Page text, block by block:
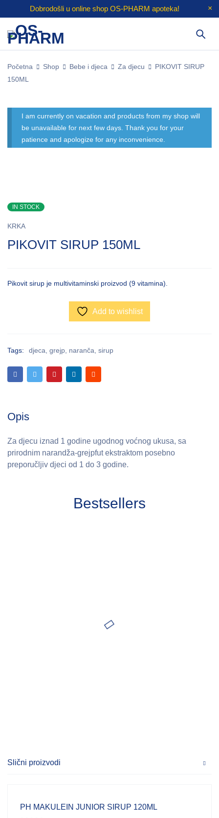
Dobrodošli u online shop OS-PHARM apoteka!
Početna Shop Bebe i djeca Za djecu
PIKOVIT SIRUP
150ML
I am currently on vacation and products from my shop will
be unavailable for next few days. Thank you for your
patience and apologize for any inconvenience.
IN STOCK
KRKA
PIKOVIT SIRUP 150ML
Pikovit sirup je multivitaminski proizvod (9 vitamina).
Add to wishlist
Tags: djeca, grejp, naranča, sirup
Opis
Za djecu iznad 1 godine ugodnog voćnog ukusa, sa
prirodnim narandža-grejpfut ekstraktom posebno
preporučljiv djeci od 1 do 3 godine.
Bestsellers
Slični proizvodi
PH MAKULEIN JUNIOR SIRUP 120ML